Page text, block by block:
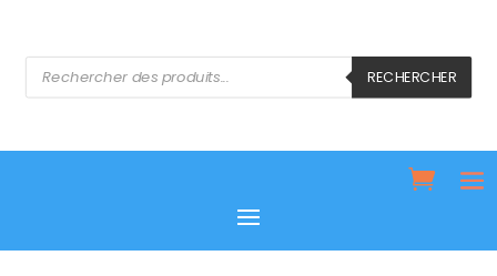
Recherche
de
produits
RECHERCHER